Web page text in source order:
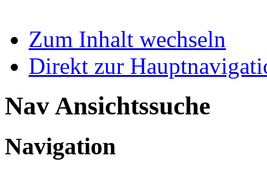
Zum Inhalt wechseln
Direkt zur
Nav Ansichtssuche
Navigation